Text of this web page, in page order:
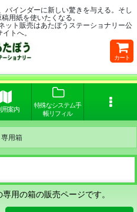
バインダーに新しい驚きを与える。そし
用紙を使いたくなる。
ット販売はあたぼうステーショナリー公
トへ。
カート
用案内
特殊なシステム手
帳リフィル
専用箱
用の箱の販売ページです。